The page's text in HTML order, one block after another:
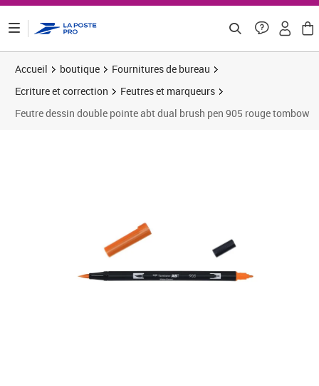
Accueil boutique
Fournitures de bureau
Ecriture et correction
Feutres et marqueurs
Feutre dessin double pointe abt dual brush pen 905 rouge tombow